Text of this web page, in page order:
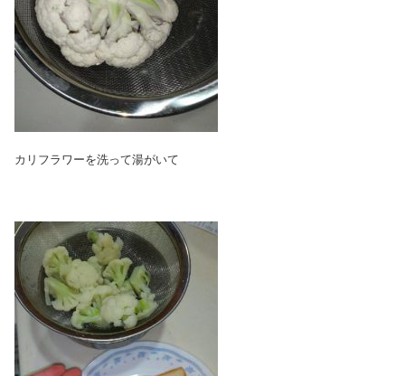
カリフラワーを洗って湯がいて